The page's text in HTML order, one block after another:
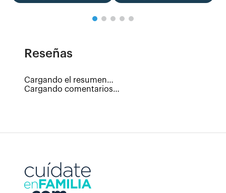
Reseñas
Cargando el resumen…
Cargando comentarios…